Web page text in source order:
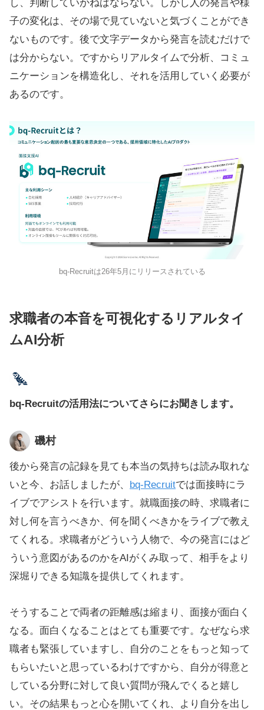
し、判断していかねばならない。しかし人の発言や様
子の変化は、その場で見ていないと気づくことができ
ないものです。後で文字データから発言を読むだけで
は分からない。ですからリアルタイムで分析、コミュ
ニケーションを構造化し、それを活用していく必要が
あるのです。
bq-Recruitは26年5月にリリースされている
求職者の本音を可視化するリアルタイ
ムAI分析
bq-Recruitの活用法についてさらにお聞きします。
磯村
後から発言の記録を見ても本当の気持ちは読み取れな
いと今、お話しましたが、 bq-Recruitでは面接時にラ
イブでアシストを行います。就職面接の時、求職者に
対し何を言うべきか、何を聞くべきかをライブで教え
てくれる。求職者がどういう人物で、今の発言にはど
ういう意図があるのかをAIがくみ取って、相手をより
深堀りできる知識を提供してくれます。
そうすることで両者の距離感は縮まり、面接が面白く
なる。面白くなることはとても重要です。なぜなら求
職者も緊張していますし、自分のことをもっと知って
もらいたいと思っているわけですから、自分が得意と
している分野に対して良い質問が飛んでくると嬉し
い。その結果もっと心を開いてくれ、より自分を出し